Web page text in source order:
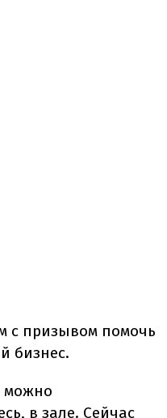
с призывом помочь
бизнес.
можно
в зале. Сейчас